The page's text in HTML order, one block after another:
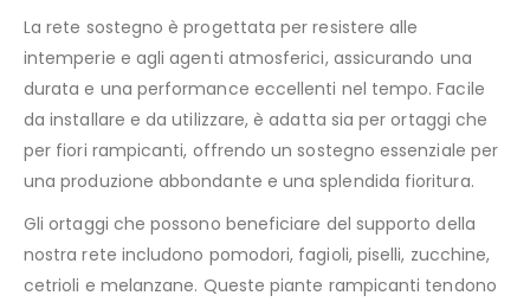
La rete sostegno è progettata per resistere alle
intemperie e agli agenti atmosferici, assicurando una
durata e una performance eccellenti nel tempo. Facile
da installare e da utilizzare, è adatta sia per ortaggi che
per fiori rampicanti, offrendo un sostegno essenziale per
una produzione abbondante e una splendida fioritura.
Gli ortaggi che possono beneficiare del supporto della
nostra rete includono pomodori, fagioli, piselli, zucchine,
cetrioli e melanzane. Queste piante rampicanti tendono